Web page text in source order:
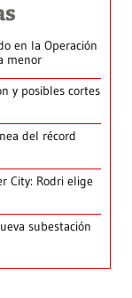
en la Operación
menor
y posibles cortes
del récord
City: Rodri elige
subestación